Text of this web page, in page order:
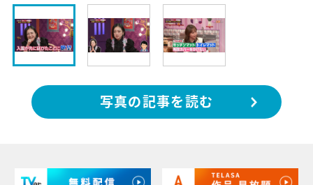
写真の記事を読む